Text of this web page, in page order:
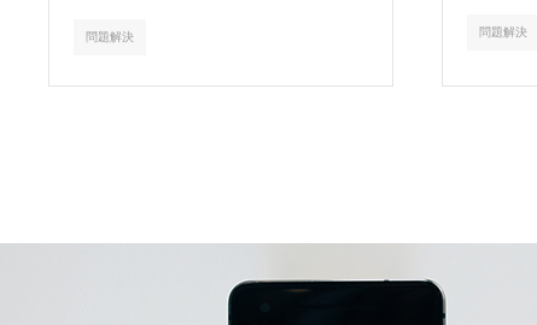
問題解決 問題解決